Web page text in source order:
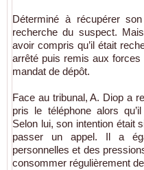
Déterminé à récupérer
recherche du suspect.
avoir compris qu’il était
arrêté puis remis aux forces
mandat de dépôt.
Face au tribunal, A. Diop a
pris le téléphone alors
Selon lui, son intention était
passer un appel. Il a
personnelles et des
consommer régulièrement de